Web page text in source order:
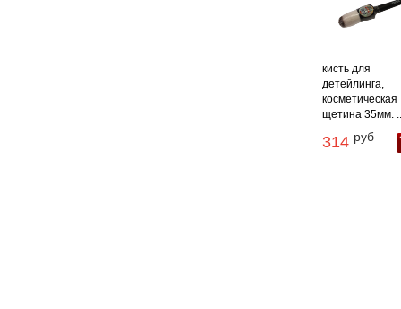
кисть для
детейлинга,
косметическая
щетина 35мм.
314 руб